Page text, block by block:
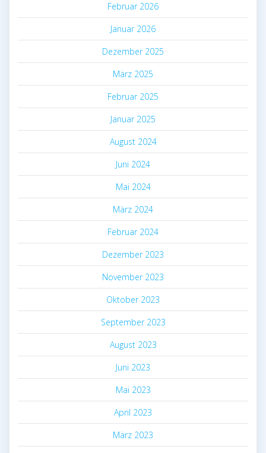
Februar 2026
Januar 2026
Dezember 2025
März 2025
Februar 2025
Januar 2025
August 2024
Juni 2024
Mai 2024
März 2024
Februar 2024
Dezember 2023
November 2023
Oktober 2023
September 2023
August 2023
Juni 2023
Mai 2023
April 2023
März 2023